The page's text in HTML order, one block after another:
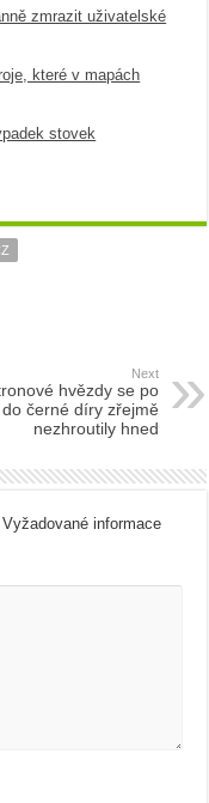
zmrazit uživatelské
které v mapách
stovek
Next
hvězdy se po
černé díry zřejmě
nezhroutily hned
Vyžadované informace